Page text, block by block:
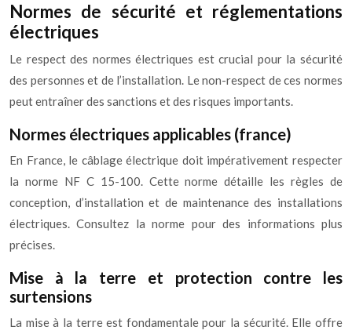
Normes de sécurité et réglementations
électriques
Le respect des normes électriques est crucial pour la sécurité
des personnes et de l’installation. Le non-respect de ces normes
peut entraîner des sanctions et des risques importants.
Normes électriques applicables (france)
En France, le câblage électrique doit impérativement respecter
la norme NF C 15-100. Cette norme détaille les règles de
conception, d’installation et de maintenance des installations
électriques. Consultez la norme pour des informations plus
précises.
Mise à la terre et protection contre les
surtensions
La mise à la terre est fondamentale pour la sécurité. Elle offre